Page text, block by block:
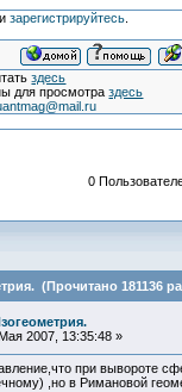
зарегистрируйтесь.
здесь
для просмотраздесь
0
(Прочитано 181136
2007, 13:35:48 »
при вывороте
,но в Римановой